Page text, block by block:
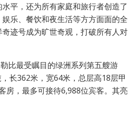
平，还为所有家庭和旅行者创造了
乐、餐饮和夜生活等方方面面的全
迹号成为旷世奇观，打破所有人对
比最受瞩目的绿洲系列第五艘游
长362米，宽64米，总层高18层甲
房，最多可接待6,988位宾客。其亮